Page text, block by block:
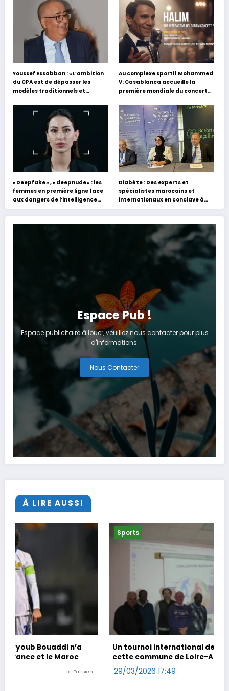
Youssef Essabban : « L’ambition
du CPA est de dépasser les
modèles traditionnels et
s’appuyant sur le partage des
expériences »
Au complexe sportif Mohammed
V: Casablanca accueille la
première mondiale du concert
Hafez
« Deepfake » , « deepnude » : les
femmes en première ligne face
aux dangers de l’intelligence
artificielle
Diabète : Des experts et
spécialistes marocains et
internationaux en conclave à
Tanger
Espace Pub !
Espace publicitaire à louer, veuillez nous contacter pour plus
d'informations.
Nous Contacter
À LIRE AUSSI
Un tournoi international de foot en marchant dans
cette commune de Loire-Atlantique
29/03/2026 17:49